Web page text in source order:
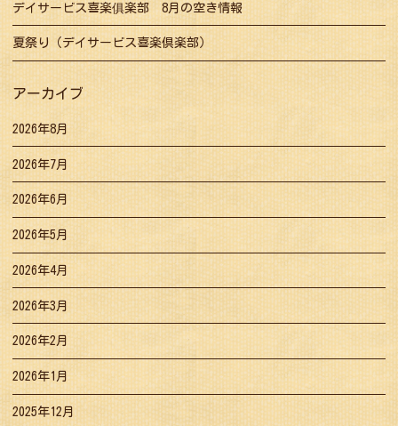
デイサービス喜楽俱楽部 8月の空き情報
夏祭り（デイサービス喜楽倶楽部）
アーカイブ
2026年8月
2026年7月
2026年6月
2026年5月
2026年4月
2026年3月
2026年2月
2026年1月
2025年12月